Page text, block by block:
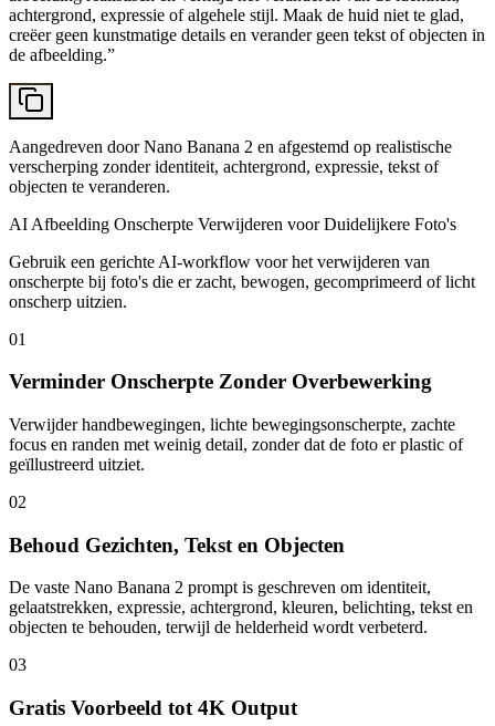
achtergrond, expressie of algehele stijl. Maak de huid niet te glad,
creëer geen kunstmatige details en verander geen tekst of objecten in
de afbeelding.”
Aangedreven door Nano Banana 2 en afgestemd op realistische
verscherping zonder identiteit, achtergrond, expressie, tekst of
objecten te veranderen.
AI Afbeelding Onscherpte Verwijderen voor Duidelijkere Foto's
Gebruik een gerichte AI-workflow voor het verwijderen van
onscherpte bij foto's die er zacht, bewogen, gecomprimeerd of licht
onscherp uitzien.
01
Verminder Onscherpte Zonder Overbewerking
Verwijder handbewegingen, lichte bewegingsonscherpte, zachte
focus en randen met weinig detail, zonder dat de foto er plastic of
geïllustreerd uitziet.
02
Behoud Gezichten, Tekst en Objecten
De vaste Nano Banana 2 prompt is geschreven om identiteit,
gelaatstrekken, expressie, achtergrond, kleuren, belichting, tekst en
objecten te behouden, terwijl de helderheid wordt verbeterd.
03
Gratis Voorbeeld tot 4K Output